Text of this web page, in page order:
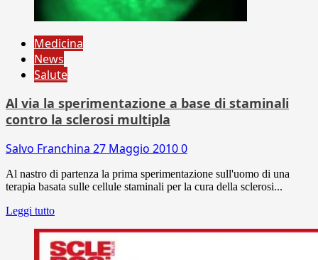
Medicina
News
Salute
Al via la sperimentazione a base di staminali
contro la sclerosi multipla
Salvo Franchina 27 Maggio 20100
Al nastro di partenza la prima sperimentazione sull'uomo di una
terapia basata sulle cellule staminali per la cura della sclerosi...
Leggi tutto